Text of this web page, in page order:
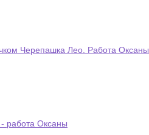
Черепашка Лео. Работа Оксаны
работа Оксаны